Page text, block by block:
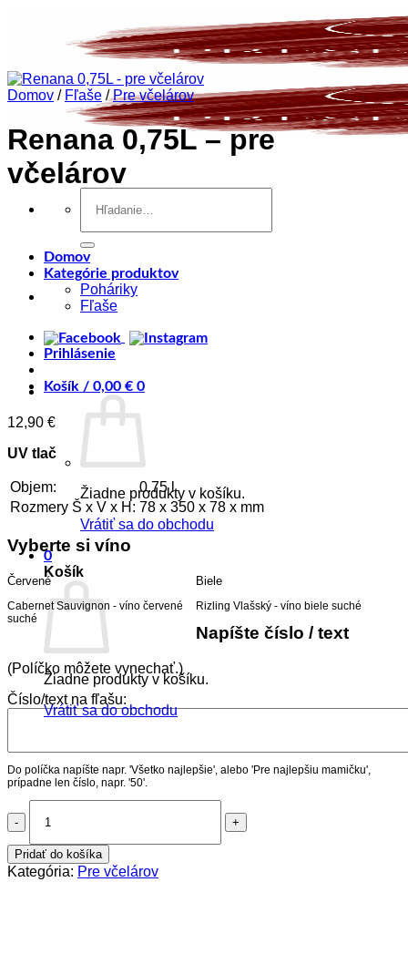
Domov
Kategórie produktov
Poháriky
Fľaše
Prihlásenie
Košík / 0,00 € 0
Žiadne produkty v košíku.
Vrátiť sa do obchodu
0
Košík
Žiadne produkty v košíku.
Vrátiť sa do obchodu
Domov / Fľaše / Pre včelárov
Renana 0,75L – pre
včelárov
12,90 €
UV tlač
Objem:
0.75 l
Rozmery Š x V x H: 78 x 350 x 78 x mm
Vyberte si víno
Červené
Cabernet Sauvignon - víno červené
suché
Biele
Rizling Vlašský - víno biele suché
Napíšte číslo / text
(Políčko môžete vynechať.)
Číslo/text na fľašu:
Do políčka napíšte napr. 'Všetko najlepšie', alebo 'Pre najlepšiu mamičku',
prípadne len číslo, napr. '50'.
Renana
-
pre
Pridať do košíka
Kategória: Pre včelárov